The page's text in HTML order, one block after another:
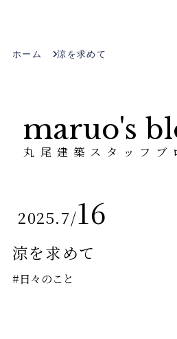
ホーム 涼 を求めて
maruo's
丸尾建築スタッフブ
2025.7/16
涼を求めて
#日々のこと